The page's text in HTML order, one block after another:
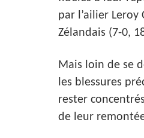
par l’ailier
Zélandais (7-0,
Mais loin de se
les blessures
rester
de leur